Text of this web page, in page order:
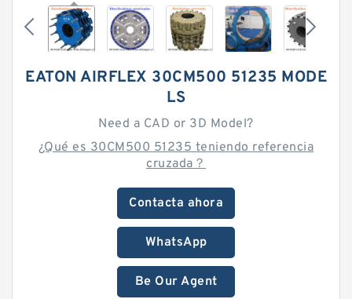
EATON AIRFLEX 30CM500 51235 MODE
LS
Need a CAD or 3D Model?
¿Qué es 30CM500 51235 teniendo referencia
cruzada？
Contacta ahora
WhatsApp
Be Our Agent